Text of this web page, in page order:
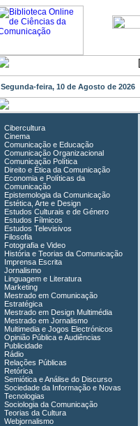
Segunda-feira, 10 de Agosto de 2026
Cibercultura
Cinema
Comunicação e Educação
Comunicação Organizacional
Comunicação Política
Direito e Ética da Comunicação
Economia e Políticas da
Comunicação
Epistemologia da Comunicação
Estética, Arte e Design
Estudos Culturais e de Género
Estudos Fílmicos
Estudos Televisivos
Filosofia
Fotografia e Video
História e Teorias da Comunicação
Imprensa Escrita
Jornalismo
Linguagem e Literatura
Marketing
Mestrado em Comunicação
Estratégica
Mestrado em Design Multimédia
Mestrado em Jornalismo
Multimedia e Jogos Electrónicos
Opinião Pública e Audiências
Publicidade
Rádio
Relações Públicas
Retórica
Semiótica e Análise do Discurso
Sociedade da Informação e Novas
Tecnologias
Sociologia da Comunicação
Teorias da Cultura
Webjornalismo